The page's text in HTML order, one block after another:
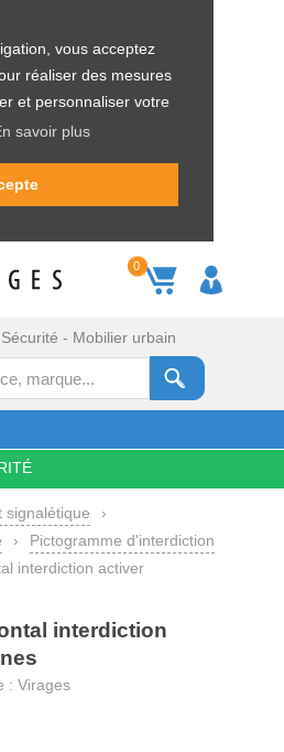
vous acceptez
réaliser des mesures
et personnaliser votre
savoir plus
0
- Mobilier urbain
signalétique
›
›
Pictogramme d'interdiction
interdiction activer
interdiction
: Virages